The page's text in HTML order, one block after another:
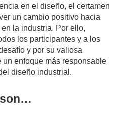
en el diseño, el certamen
un cambio positivo hacia
la industria. Por ello,
los participantes y a los
y por su valiosa
enfoque más responsable
diseño industrial.
son…